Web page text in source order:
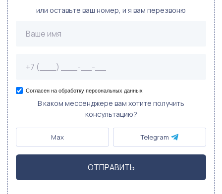
или оставьте ваш номер, и я вам перезвоню
Согласен на обработку персональных данных
В каком мессенджере вам хотите получить
консультацию?
Max Telegram
ОТПРАВИТЬ